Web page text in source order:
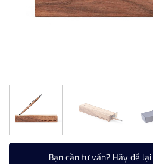
Bạn cần tư vấn? Hãy để lại